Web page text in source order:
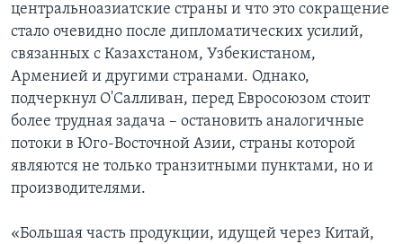
центральноазиатские страны и что это сокращение
стало очевидно после дипломатических усилий,
связанных с Казахстаном, Узбекистаном,
Арменией и другими странами. Однако,
подчеркнул О'Салливан, перед Евросоюзом стоит
более трудная задача – остановить аналогичные
потоки в Юго-Восточной Азии, страны которой
являются не только транзитными пунктами, но и
производителями.
«Большая часть продукции, идущей через Китай,